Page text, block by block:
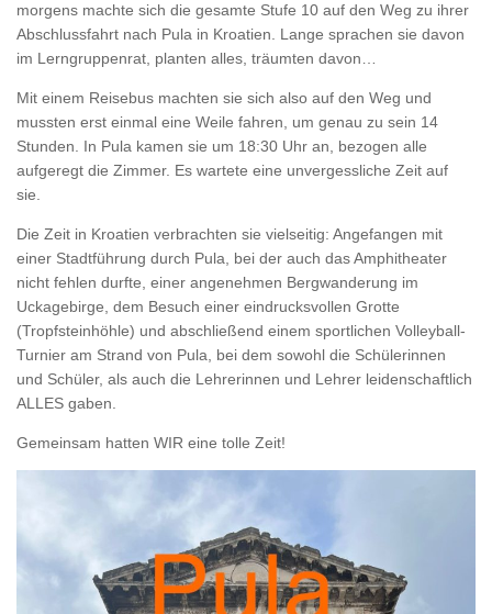
morgens machte sich die gesamte Stufe 10 auf den Weg zu ihrer
Abschlussfahrt nach Pula in Kroatien. Lange sprachen sie davon
im Lerngruppenrat, planten alles, träumten davon…
Mit einem Reisebus machten sie sich also auf den Weg und
mussten erst einmal eine Weile fahren, um genau zu sein 14
Stunden. In Pula kamen sie um 18:30 Uhr an, bezogen alle
aufgeregt die Zimmer. Es wartete eine unvergessliche Zeit auf
sie.
Die Zeit in Kroatien verbrachten sie vielseitig: Angefangen mit
einer Stadtführung durch Pula, bei der auch das Amphitheater
nicht fehlen durfte, einer angenehmen Bergwanderung im
Uckagebirge, dem Besuch einer eindrucksvollen Grotte
(Tropfsteinhöhle) und abschließend einem sportlichen Volleyball-
Turnier am Strand von Pula, bei dem sowohl die Schülerinnen
und Schüler, als auch die Lehrerinnen und Lehrer leidenschaftlich
ALLES gaben.
Gemeinsam hatten WIR eine tolle Zeit!